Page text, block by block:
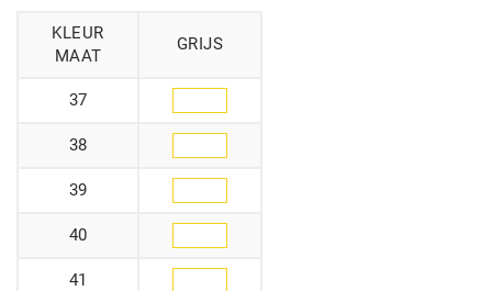
KLEUR
MAAT
GRIJS
37
38
39
40
41